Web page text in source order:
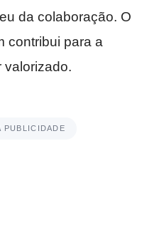
da colaboração. O
contribui para a
valorizado.
PUBLICIDADE